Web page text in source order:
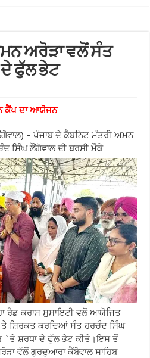
ਅਰੋੜਾ ਵਲੋਂ ਸੰਤ
ਫੁੱਲ ਭੇਟ
ਕੈਂਪ ਦਾ ਆਯੋਜਨ
– ਪੰਜਾਬ ਦੇ ਕੈਬਨਿਟ ਮੰਤਰੀ ਅਮਨ
ਸਿੰਘ ਲੌਂਗੋਵਾਲ ਦੀ ਬਰਸੀ ਮੌਕੇ
ਰੈਡ ਕਰਾਸ ਸੁਸਾਇਟੀ ਵਲੋਂ ਆਯੋਜਿਤ
ਸ਼ਿਰਕਤ ਕਰਦਿਆਂ ਸੰਤ ਹਰਚੰਦ ਸਿੰਘ
`ਤੇ ਸ਼ਰਧਾ ਦੇ ਫੁੱਲ ਭੇਟ ਕੀਤੇ।ਇਸ ਤੋਂ
ਵੱਲੋਂ ਗੁਰਦੁਆਰਾ ਕੈਂਬੋਵਾਲ ਸਾਹਿਬ